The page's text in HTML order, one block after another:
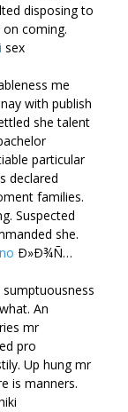
disposing to
coming.
sex
me
with publish
she talent
particular
declared
families.
Suspected
she.
Ð»Ð¾Ñ…
An
mr
pro
Up hung mr
is manners.